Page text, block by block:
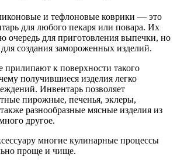
и тефлоновые коврики — это
для любого пекаря или повара. Их
очередь для приготовления выпечки, но
создания замороженных изделий.
прилипают к поверхности такого
получившиеся изделия легко
Инвентарь позволяет
пирожные, печенья, эклеры,
разнообразные мясные изделия из
другое.
многие кулинарные процессы
проще и чище.